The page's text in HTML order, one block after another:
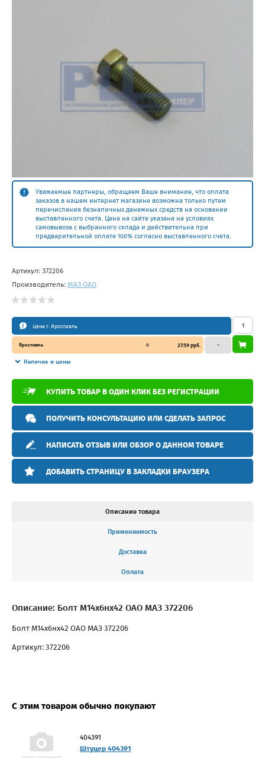
Уважаемые партнеры, обращаем Ваше внимание, что оплата
заказов в нашем интернет магазине возможна только путем
перечисления безналичных денежных средств на основании
выставленного счета. Цена на сайте указана на условиях
самовывоза с выбранного склада и действительна при
предварительной оплате 100% согласно выставленного счета.
Артикул: 372206
Производитель: МАЗ ОАО
Цена г. Ярославль
Ярославль 0 27.59 руб.
Наличие и цены
–
КУПИТЬ ТОВАР В ОДИН КЛИК БЕЗ РЕГИСТРАЦИИ
ПОЛУЧИТЬ КОНСУЛЬТАЦИЮ ИЛИ СДЕЛАТЬ ЗАПРОС
НАПИСАТЬ ОТЗЫВ ИЛИ ОБЗОР О ДАННОМ ТОВАРЕ
ДОБАВИТЬ СТРАНИЦУ В ЗАКЛАДКИ БРАУЗЕРА
Описание товара
Применяемость
Доставка
Оплата
Описание: Болт М14х6нх42 ОАО МАЗ 372206
Болт М14х6нх42 ОАО МАЗ 372206
Артикул: 372206
С этим товаром обычно покупают
404391
Штуцер 404391